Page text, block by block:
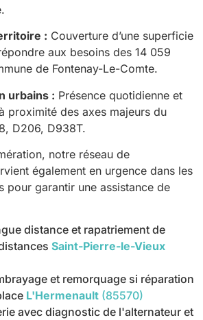
: Couverture d’une superficie
aux besoins des 14 059
de Fontenay-Le-Comte.
urbains : Présence quotidienne et
proximité des axes majeurs du
D206, D938T.
notre réseau de
également en urgence dans les
pour garantir une assistance de
distance et rapatriement de
Saint-Pierre-le-Vieux
et remorquage si réparation
L'Hermenault (85570)
avec diagnostic de l'alternateur et